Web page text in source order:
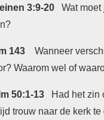
3:9-20 Wat moet
143
Wanneer
Waarom wel of
50:1-13
Had het zin
trouw naar de kerk